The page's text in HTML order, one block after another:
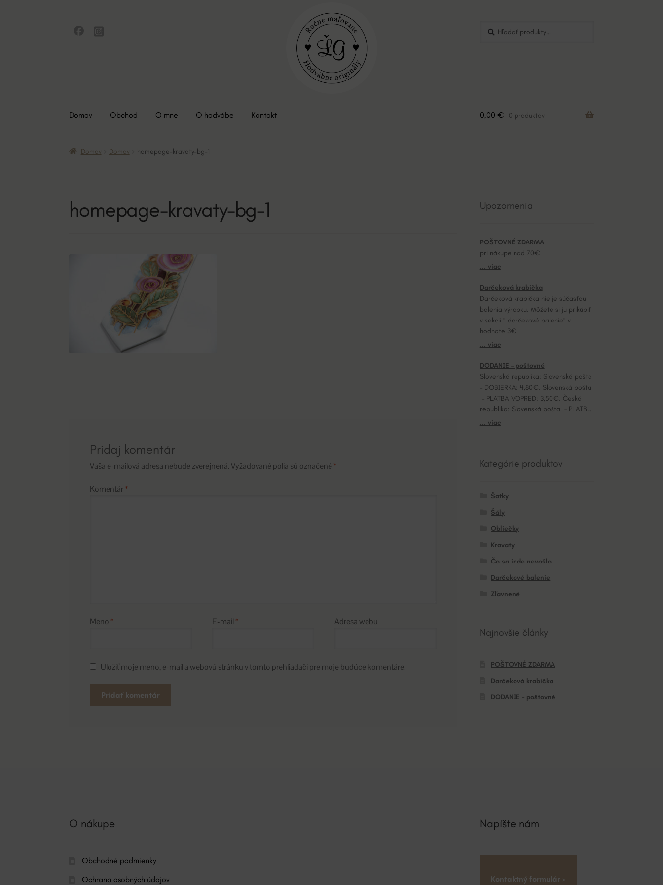
Domov Obchod O mne O hodvábe Kontakt 0,00 € 0 produktov
Domov Domov homepage-kravaty-bg-1
homepage-kravaty-bg-1
Pridaj komentár
Vaša e-mailová adresa nebude zverejnená.Vyžadované polia sú označené *
Komentár*
Meno * E-mail * Adresa webu
Uložiť moje meno, e-mail a webovú stránku v tomto prehliadači pre moje budúce komentáre.
v
Upozornenia
POŠTOVNÉ ZDARMA
pri nákupe nad 70€
... viac
Darčeková krabička
Darčeková krabička nie je súčasťou
balenia výrobku. Môžete si ju prikúpiť
v sekcii “ darčekové balenie“ v
hodnote 3€
... viac
DODANIE – poštovné
Slovenská republika: Slovenská pošta
– DOBIERKA: 4,80€. Slovenská pošta
– PLATBA VOPRED: 3,50€. Česká
republika: Slovenská pošta – PLATBA
VOPRED: 7,20€.
... viac
Kategórie produktov
Šatky
Šály
Obliečky
Kravaty
Čo sa inde nevošlo
Darčekové balenie
Zľavnené
Najnovšie články
POŠTOVNÉ ZDARMA
Darčeková krabička
DODANIE – poštovné
O nákupe
Obchodné podmienky
Ochrana osobných údajov
Napíšte nám
Kontaktný formulár ›